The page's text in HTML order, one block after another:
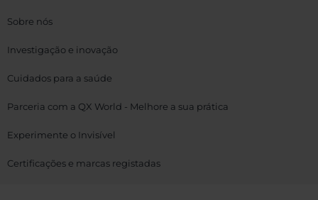
Sobre nós
Investigação e inovação
Cuidados para a saúde
Parceria com a QX World - Melhore a sua prática
Experimente o Invisível
Certificações e marcas registadas